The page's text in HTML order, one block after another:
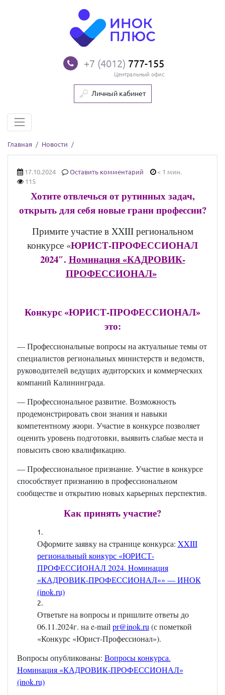
+7 (4012) 777-155
Центральный офис
Личный кабинет
Главная Новости
17.10.2024 Оставить комментарий
< 1 мин.
115
Хотите отвлечься от рутинных задач,
открыть для себя новые грани профессии?
Примите участие в XXIIIрегиональном
конкурсе «ЮРИСТ-ПРОФЕССИОНАЛ
2024″. Номинация «КАДРОВИК-
ПРОФЕССИОНАЛ»
Конкурс «ЮРИСТ-ПРОФЕССИОНАЛ»
это:
— Профессиональные вопросы на актуальные темы от
специалистов региональных министерств и ведомств,
руководителей ведущих аудиторских и коммерческих
компаний Калининграда.
— Профессиональное развитие. Возможность
продемонстрировать свои знания и навыки
компетентному жюри. Участие в конкурсе позволяет
оценить уровень подготовки, выявить слабые места и
повысить свою квалификацию.
— Профессиональное признание. Участие в конкурсе
способствует признанию в профессиональном
сообществе и открытию новых карьерных перспектив.
Как принять участие?
Оформите заявку на странице конкурса: XXIII
региональный конкурс «ЮРИСТ-
ПРОФЕССИОНАЛ 2024. Номинация
«КАДРОВИК-ПРОФЕССИОНАЛ»» — ИНОК
(inok.ru)
Ответьте на вопросы и пришлите ответы до
06.11.2024г. на e-mailpr@inok.ru(с пометкой
«Конкурс «Юрист-Профессионал»).
Вопросы опубликованы: Вопросы конкурса.
Номинация «КАДРОВИК-ПРОФЕССИОНАЛ»
(inok.ru)